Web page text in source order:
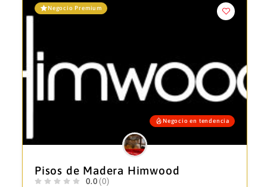
Negocio Premium
Negocio en tendencia
Pisos de Madera Himwood
0.0 (0)